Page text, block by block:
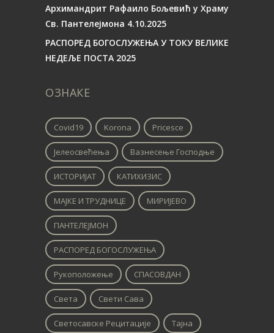
Архимандрит Рафаило Бољевић у Храму
Св. Пантелејмона 4.10.2025
РАСПОРЕД БОГОСЛУЖЕЊА У ТОКУ ВЕЛИКЕ
НЕДЕЉЕ ПОСТА 2025
ОЗНАКЕ
Covid19 Korona Pricesce
Јелеосвећења Вазнесење Господње
ИСТОРИЈАТ КАТИХИЗИС
МАЈКЕ И ТРУДНИЦЕ МИРИЈЕВО
ПАНТЕЛЕЈМОН
РАСПОРЕД БОГОСЛУЖЕЊА
Рукоположење СПАСОВДАН
Света Свети Сава
Светосавске Рецитације Тајна